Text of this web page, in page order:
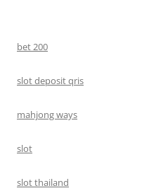
bet 200
slot deposit qris
mahjong ways
slot
slot thailand